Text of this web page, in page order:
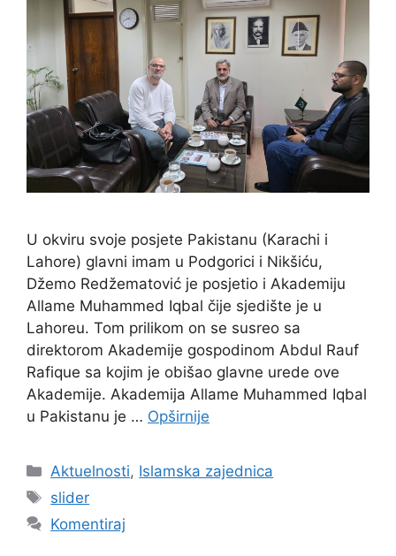
U okviru svoje posjete Pakistanu (Karachi i
Lahore) glavni imam u Podgorici i Nikšiću,
Džemo Redžematović je posjetio i Akademiju
Allame Muhammed Iqbal čije sjedište je u
Lahoreu. Tom prilikom on se susreo sa
direktorom Akademije gospodinom Abdul Rauf
Rafique sa kojim je obišao glavne urede ove
Akademije. Akademija Allame Muhammed Iqbal
u Pakistanu je … Opširnije
Kategorije
Aktuelnosti, Islamska zajednica
Oznake
slider
Komentiraj